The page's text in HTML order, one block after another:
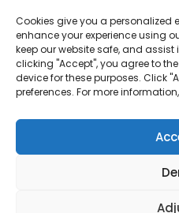
Cookies give you a personalized
enhance your experience using
keep our website safe, and assist
clicking "Accept", you agree to
device for these purposes. Click
preferences. For more